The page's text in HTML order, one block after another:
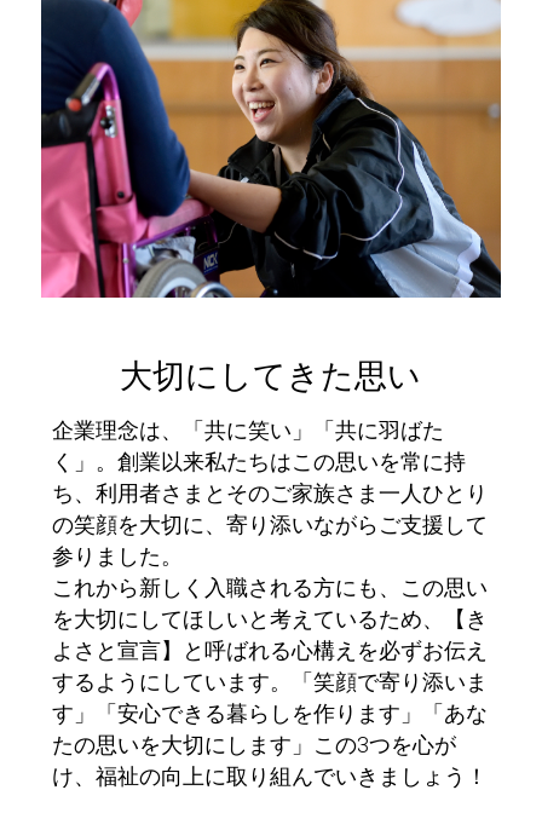
大切にしてきた思い
企業理念は、「共に笑い」「共に羽ばた
く」。創業以来私たちはこの思いを常に持
ち、利用者さまとそのご家族さま一人ひとり
の笑顔を大切に、寄り添いながらご支援して
参りました。
これから新しく入職される方にも、この思い
を大切にしてほしいと考えているため、【き
よさと宣言】と呼ばれる心構えを必ずお伝え
するようにしています。「笑顔で寄り添いま
す」「安心できる暮らしを作ります」「あな
たの思いを大切にします」この3つを心が
け、福祉の向上に取り組んでいきましょう！